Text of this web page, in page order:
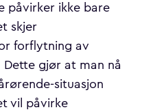
påvirker ikke bare
skjer
forflytning av
gjør at man nå
situasjon
vil påvirke